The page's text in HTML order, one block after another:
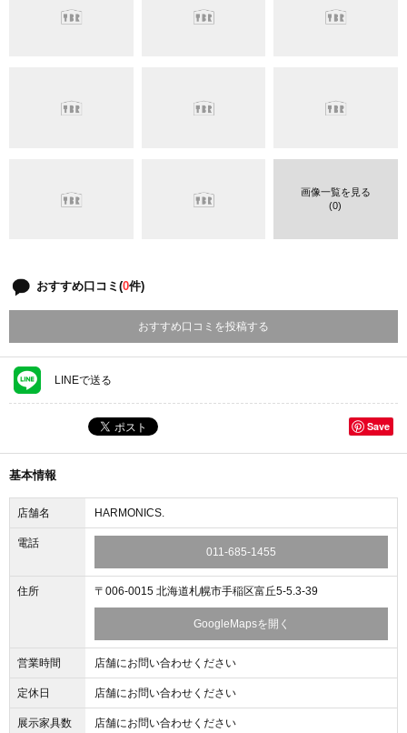
画像一覧を見る
(0)
おすすめ口コミ(0件)
おすすめ口コミを投稿する
LINEで送る
Save
基本情報
店舗名 HARMONICS.
電話
011-685-1455
住所 〒006-0015 北海道札幌市手稲区富丘5-5.3-39
GoogleMapsを開く
営業時間 店舗にお問い合わせください
定休日 店舗にお問い合わせください
展示家具数 店舗にお問い合わせください